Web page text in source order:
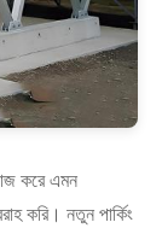
করে এমন
করি। নতুন পার্কিং